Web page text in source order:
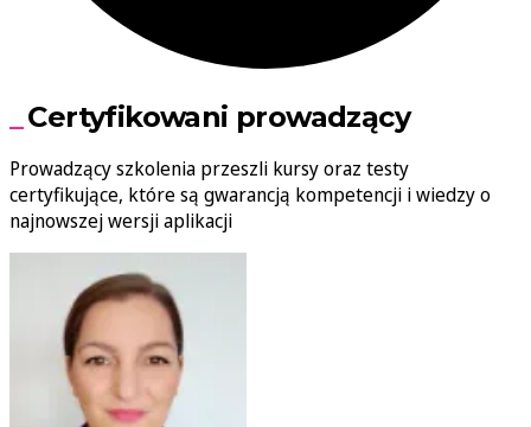
Certyfikowani prowadzący
Prowadzący szkolenia przeszli kursy oraz testy
certyfikujące, które są gwarancją kompetencji i wiedzy o
najnowszej wersji aplikacji